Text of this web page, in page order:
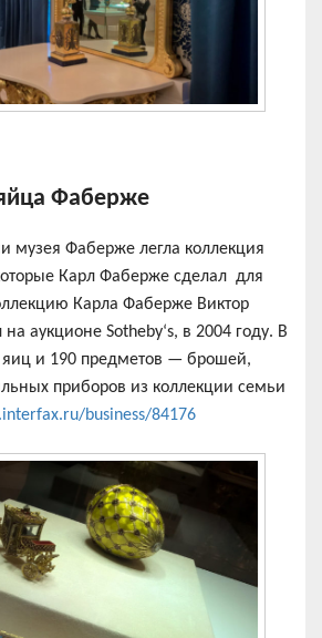
Фаберже
музея Фаберже легла коллекция
Карл Фаберже сделал для
Карла Фаберже Виктор
на аукционе Sotheby‘s, в 2004 году. В
яиц и 190 предметов — брошей,
приборов из коллекции семьи
business/84176